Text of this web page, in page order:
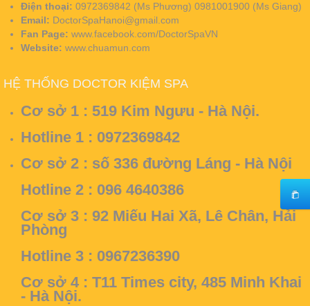
Điện thoại: 0972369842 (Ms Phương) 0981001900 (Ms Giang)
Email: DoctorSpaHanoi@gmail.com
Fan Page: www.facebook.com/DoctorSpaVN
Website: www.chuamun.com
HỆ THỐNG DOCTOR KIỆM SPA
Cơ sở 1 : 519 Kim Ngưu - Hà Nội.
Hotline 1 : 0972369842
Cơ sở 2 : số 336 đường Láng - Hà Nội
Hotline 2 : 096 4640386
Cơ sở 3 : 92 Miếu Hai Xã, Lê Chân, Hải
Phòng
Hotline 3 : 0967236390
Cơ sở 4 : T11 Times city, 485 Minh Khai
- Hà Nội.